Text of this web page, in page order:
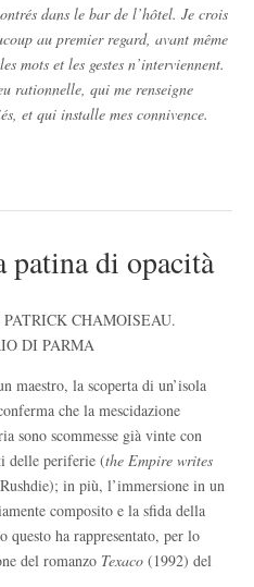
dans le bar de l’hôtel. Je crois
au premier regard, avant même
mots et les gestes n’interviennent.
rationnelle, qui me renseigne
et qui installe mes connivence.
patina di opacità
CHAMOISEAU.
DI PARMA
maestro, la scoperta di un’isola
che la mescidazione
sono scommesse già vinte con
delle periferie (the Empire writes
in più, l’immersione in un
composito e la sfida della
ha rappresentato, per lo
del romanzo Texaco (1992) del